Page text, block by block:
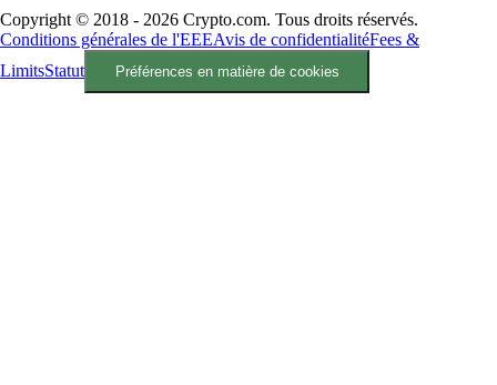
Copyright © 2018 - 2026 Crypto.com. Tous droits réservés.
Conditions générales de l'EEEAvis de confidentialitéFees &
LimitsStatut Préférences en matière de cookies